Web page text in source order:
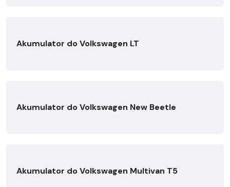
Akumulator do Volkswagen LT
Akumulator do Volkswagen New Beetle
Akumulator do Volkswagen Multivan T5